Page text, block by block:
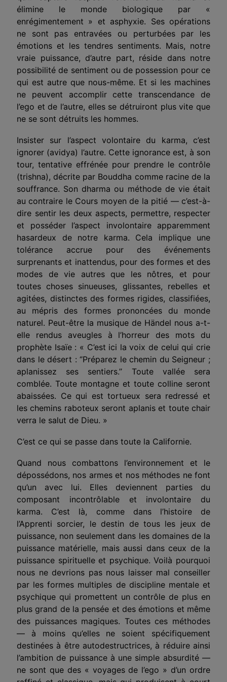
élimine le monde biologique par «
enrégimentement » et asphyxie. Ses opérations
ne sont pas entravées ou perturbées par les
émotions et les tendres sentiments. Mais, notre
vraie puissance, d’autre part, réside dans notre
possibilité de sentiment ou de possession pour ce
qui est autre que nous-même. Et si les machines
ne peuvent accomplir cette transcendance de
l’ego et de l’autre, elles se détruiront plus vite que
ne se sont détruits les hommes.
Insister sur l’aspect volontaire du karma, c’est
ignorer (avidya) l’autre. Cette ignorance est, à son
tour, tentative effrénée pour prendre le contrôle
(trishna), décrite par Bouddha comme racine de la
souffrance. Son dharma ou méthode de vie était
au contraire le Cours moyen de la pitié — c’est-à-
dire sentir les deux aspects, permettre, respecter
et posséder l’aspect involontaire apparemment
hasardeux de notre karma. Cela implique une
tolérance accrue pour des événements
surprenants et inattendus, pour des formes et des
modes de vie autres que les nôtres, et pour
toutes choses sinueuses, glissantes, rebelles et
agitées, distinctes des formes rigides, classifiées,
au mépris des formes prononcées du monde
naturel. Peut-être la musique de Händel nous a-t-
elle rendus aveugles à l’horreur des mots du
prophète Isaïe : « C’est ici la voix de celui qui crie
dans le désert : ‘’Préparez le chemin du Seigneur ;
aplanissez ses sentiers.’’ Toute vallée sera
comblée. Toute montagne et toute colline seront
abaissées. Ce qui est tortueux sera redressé et
les chemins raboteux seront aplanis et toute chair
verra le salut de Dieu. »
C’est ce qui se passe dans toute la Californie.
Quand nous combattons l’environnement et le
dépossédons, nos armes et nos méthodes ne font
qu’un avec lui. Elles deviennent parties du
composant incontrôlable et involontaire du
karma. C’est là, comme dans l’histoire de
l’Apprenti sorcier, le destin de tous les jeux de
puissance, non seulement dans les domaines de la
puissance matérielle, mais aussi dans ceux de la
puissance spirituelle et psychique. Voilà pourquoi
nous ne devrions pas nous laisser mal conseiller
par les formes multiples de discipline mentale et
psychique qui promettent un contrôle de plus en
plus grand de la pensée et des émotions et même
des puissances magiques. Toutes ces méthodes
— à moins qu’elles ne soient spécifiquement
destinées à être autodestructrices, à réduire ainsi
l’ambition de puissance à une simple absurdité —
ne sont que des « voyages de l’ego » d’un ordre